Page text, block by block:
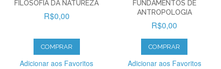
FILOSOFIA DA NATUREZA
R$0,00
COMPRAR
Adicionar aos Favoritos
FUNDAMENTOS DE
ANTROPOLOGIA
R$0,00
COMPRAR
Adicionar aos Favoritos